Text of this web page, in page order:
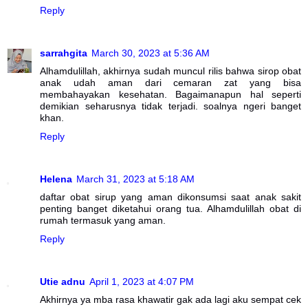
Reply
sarrahgita March 30, 2023 at 5:36 AM
Alhamdulillah, akhirnya sudah muncul rilis bahwa sirop obat
anak udah aman dari cemaran zat yang bisa
membahayakan kesehatan. Bagaimanapun hal seperti
demikian seharusnya tidak terjadi. soalnya ngeri banget
khan.
Reply
Helena March 31, 2023 at 5:18 AM
daftar obat sirup yang aman dikonsumsi saat anak sakit
penting banget diketahui orang tua. Alhamdulillah obat di
rumah termasuk yang aman.
Reply
Utie adnu April 1, 2023 at 4:07 PM
Akhirnya ya mba rasa khawatir gak ada lagi aku sempat cek